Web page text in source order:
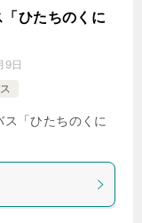
ひたちのくに
9日
「ひたちのくに